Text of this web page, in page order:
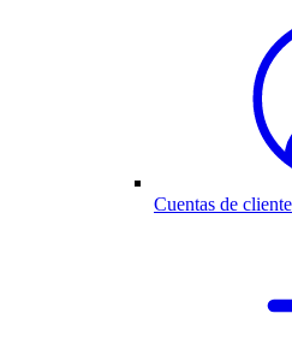
Cuentas de cliente